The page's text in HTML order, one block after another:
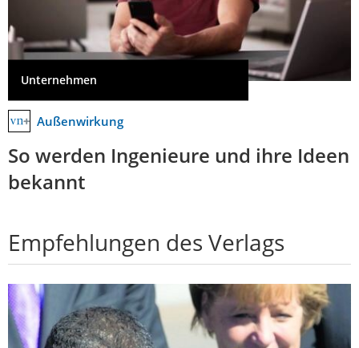
Unternehmen
Außenwirkung
So werden Ingenieure und ihre Ideen
bekannt
Empfehlungen des Verlags